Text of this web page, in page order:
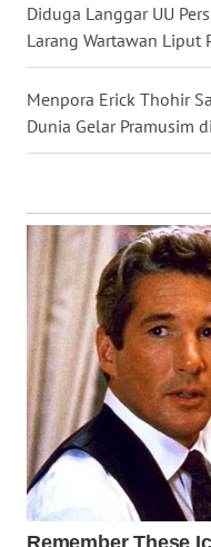
Diduga Langgar UU
Larang Wartawan Liput
Menpora Erick Thohir
Dunia Gelar Pramusim
SITUNGIR
NEWS
SIDIKALANG
NEWS
NEWS
METRO
SIANTAR
NEWS
METRO
MEDAN
NEWS
METRO
JAKARTA